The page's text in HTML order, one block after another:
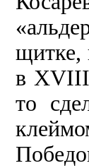
щитке,
в XVIII
то